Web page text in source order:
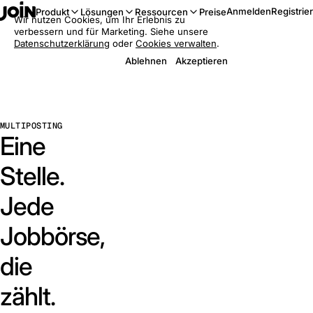
Produkt Lösungen Ressourcen PreiseAnmelden
MULTIPOSTING
Eine
Stelle.
Jede
Jobbörse,
die
zählt.
Wir nutzen Cookies, um Ihr Erlebnis zu
verbessern und für Marketing. Siehe unsere
Datenschutzerklärung oder Cookies verwalten.
Ablehnen
Akzeptieren